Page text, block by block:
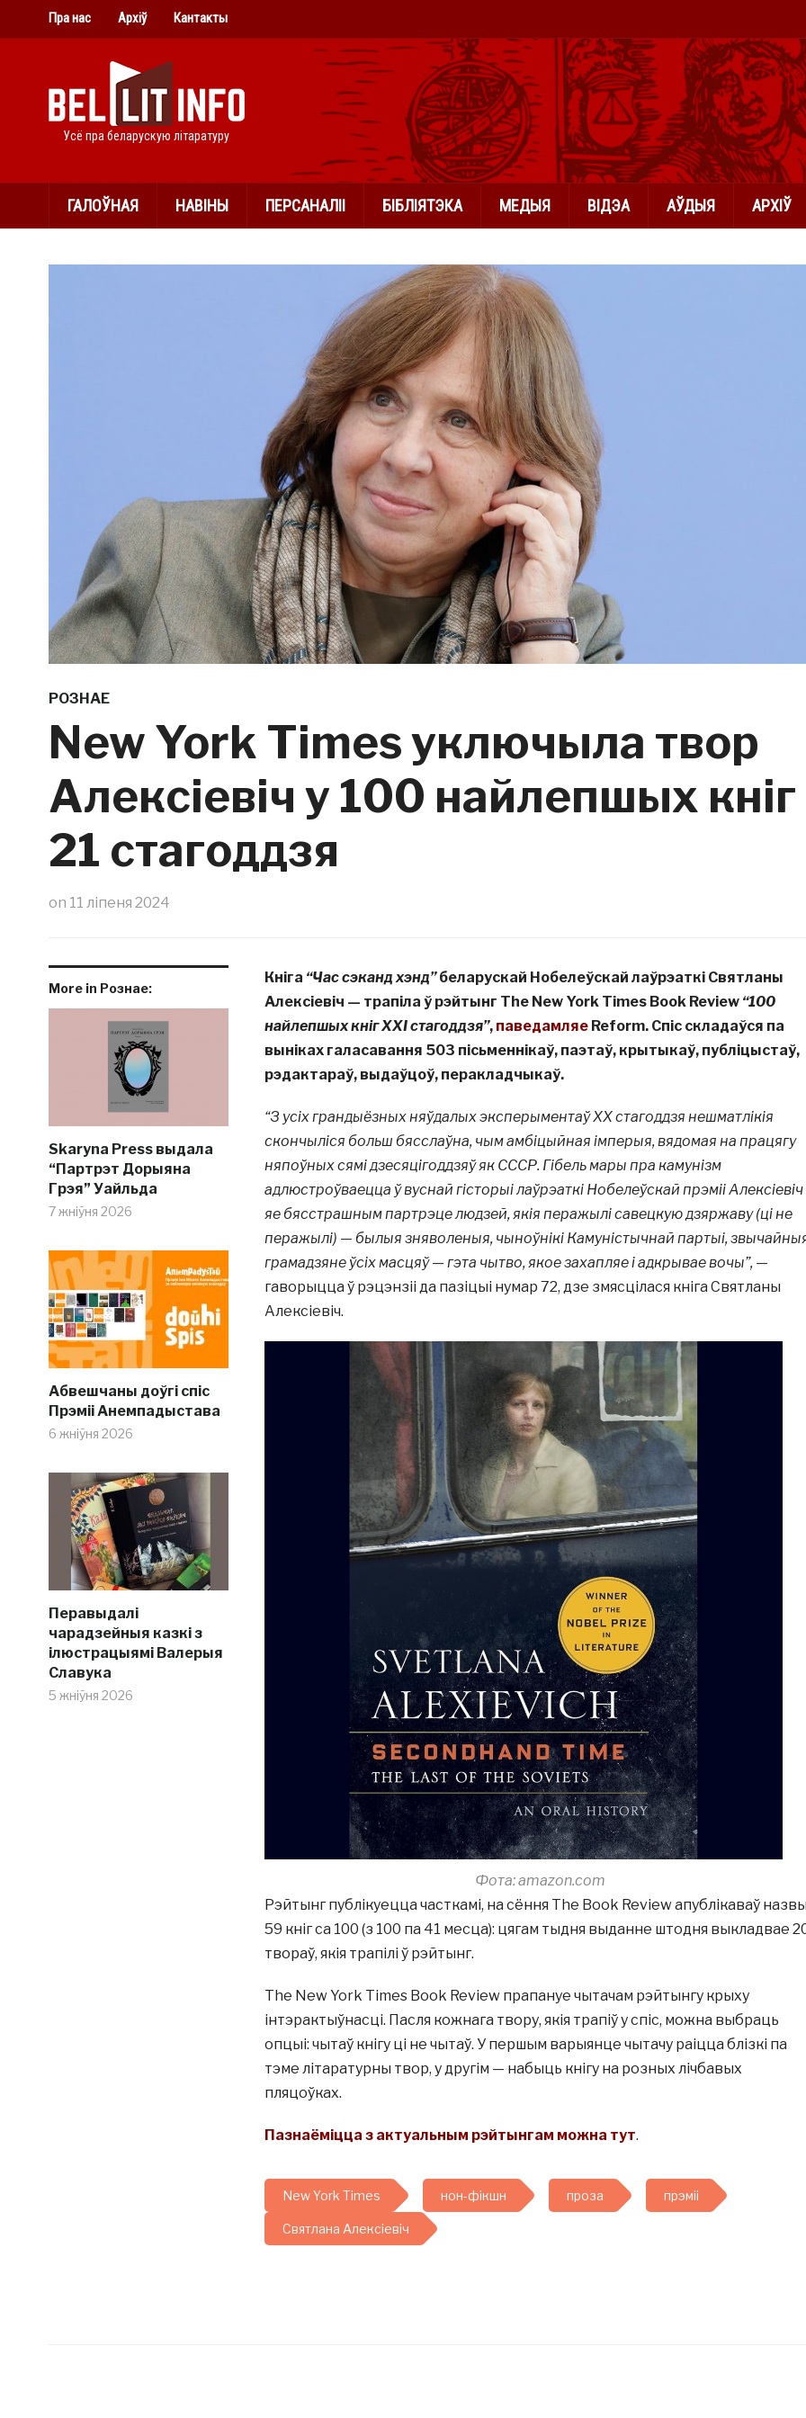
Пра нас Архіў Кантакты
Усё пра беларускую літаратуру
ГАЛОЎНАЯ НАВІНЫ ПЕРСАНАЛІІ БІБЛІЯТЭКА МЕДЫЯ ВІДЭА АЎДЫЯ АРХІЎ
РОЗНАЕ
New York Times уключыла твор
Алексіевіч у 100 найлепшых кніг
21 стагоддзя
on 11 ліпеня 2024
More in Рознае:
Skaryna Press выдала
“Партрэт Дорыяна
Грэя” Уайльда
7 жніўня 2026
Абвешчаны доўгі спіс
Прэміі Анемпадыстава
6 жніўня 2026
Перавыдалі
чарадзейныя казкі з
ілюстрацыямі Валерыя
Славука
5 жніўня 2026
Кніга “Час сэканд хэнд”беларускай Нобелеўскай лаўрэаткі Святланы
Алексіевіч — трапіла ў рэйтынг The New York Times Book Review “100
найлепшых кніг ХХІ стагоддзя”, паведамляеReform. Спіс складаўся па
выніках галасавання 503 пісьменнікаў, паэтаў, крытыкаў, публіцыстаў,
рэдактараў, выдаўцоў, перакладчыкаў.
“З усіх грандыёзных няўдалых эксперыментаў XX стагоддзя нешматлікія
скончыліся больш бясслаўна, чым амбіцыйная імперыя, вядомая на працягу
няпоўных сямі дзесяцігоддзяў як СССР. Гібель мары пра камунізм
адлюстроўваецца ў вуснай гісторыі лаўрэаткі Нобелеўскай прэміі Алексіевіч
яе бясстрашным партрэце людзей, якія перажылі савецкую дзяржаву (ці не
перажылі) — былыя зняволеныя, чыноўнікі Камуністычнай партыі,
грамадзяне ўсіх масцяў — гэта чытво, якое захапляе і адкрывае вочы”,—
гаворыцца ў рэцэнзіі да пазіцыі нумар 72, дзе змясцілася кніга Святланы
Алексіевіч.
Фота: amazon.com
Рэйтынг публікуецца часткамі, на сёння The Book Review апублікаваў
59 кніг са 100 (з 100 па 41 месца): цягам тыдня выданне штодня выкладвае
твораў, якія трапілі ў рэйтынг.
The New York Times Book Review прапануе чытачам рэйтынгу крыху
інтэрактыўнасці. Пасля кожнага твору, якія трапіў у спіс, можна выбраць
опцыі: чытаў кнігу ці не чытаў. У першым варыянце чытачу раіцца блізкі па
тэме літаратурны твор, у другім — набыць кнігу на розных лічбавых
пляцоўках.
Пазнаёміцца з актуальным рэйтынгам можна тут.
New York Times нон-фікшн проза прэміі
Святлана Алексіевіч